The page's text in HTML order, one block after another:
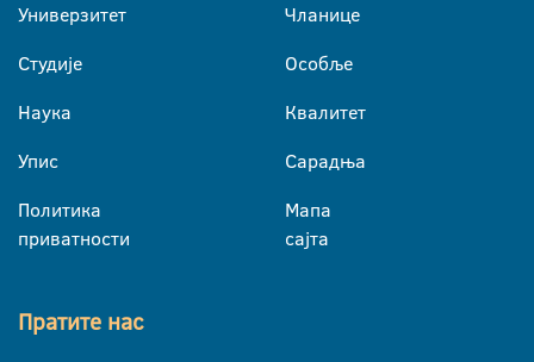
Универзитет
Студије
Наука
Упис
Политика
приватности
Чланице
Особље
Квалитет
Сарадња
Мапа
сајта
Пратите нас